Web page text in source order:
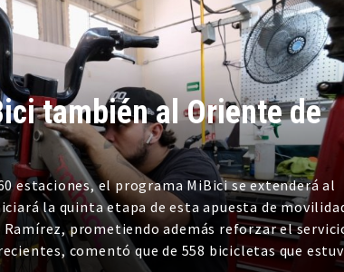
también al Oriente de
estaciones, el programa MiBici se extenderá al
la quinta etapa de esta apuesta de
prometiendo además reforzar el
comentó que de 558 bicicletas que